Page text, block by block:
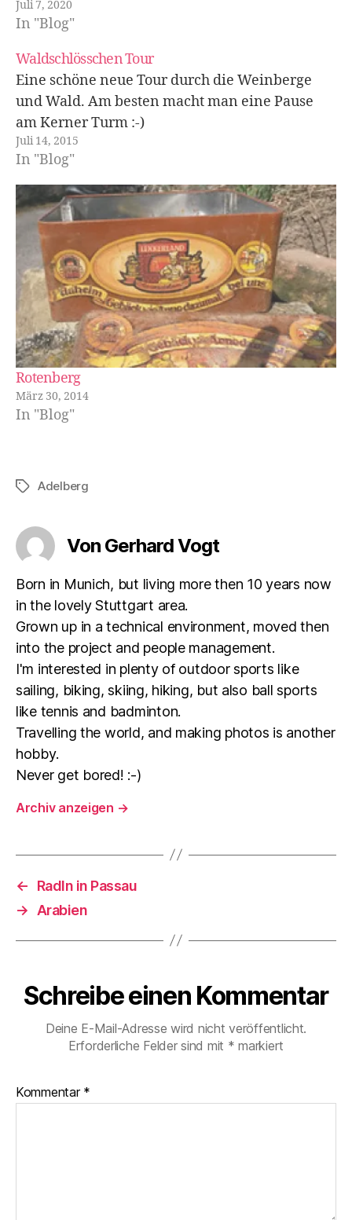
in die Berge, oder auch am noch jungen Main
entlang. Das Essen ist…
Juli 7, 2020
In "Blog"
Waldschlösschen Tour
Eine schöne neue Tour durch die Weinberge
und Wald. Am besten macht man eine Pause
am Kerner Turm :-)
Juli 14, 2015
In "Blog"
Rotenberg
März 30, 2014
In "Blog"
Schlagwörter
Adelberg
Von Gerhard Vogt
Born in Munich, but living more then 10 years now
in the lovely Stuttgart area.
Grown up in a technical environment, moved then
into the project and people management.
I'm interested in plenty of outdoor sports like
sailing, biking, skiing, hiking, but also ball sports
like tennis and badminton.
Travelling the world, and making photos is another
hobby.
Never get bored! :-)
Archiv anzeigen →
←
Radln in Passau
→
Arabien
Schreibe einen Kommentar
Deine E-Mail-Adresse wird nicht veröffentlicht.
Erforderliche Felder sind mit * markiert
Kommentar *